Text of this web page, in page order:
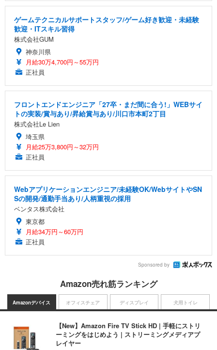
ゲームテクニカルサポートスタッフ/ゲーム好き歓迎・未経験
歓迎・ITスキル習得
株式会社GUM
神奈川県
月給30万4,700円～55万円
正社員
フロントエンドエンジニア「27卒・まだ間に合う!」WEBサイ
トの実装/賞与あり/昇給賞与あり/川口市本町2丁目
株式会社Le Lien
埼玉県
月給25万3,800円～32万円
正社員
Webアプリケーションエンジニア/未経験OK/WebサイトやSN
Sの開発/通勤手当あり/人柄重視の採用
ベンタス株式会社
東京都
月給34万円～60万円
正社員
Sponsored by
Amazon売れ筋ランキング
Amazonデバイス
【New】Amazon Fire TV Stick HD | 手軽にストリ
ーミングをはじめよう | ストリーミングメディアプ
レイヤー
オフィスチェア ディスプレイ 犬用トイレ